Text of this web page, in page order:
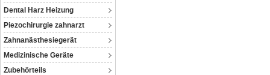
Dental Harz Heizung
Piezochirurgie zahnarzt
Zahnanästhesiegerät
Medizinische Geräte
Zubehörteils